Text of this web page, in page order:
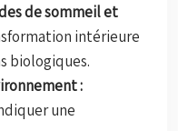
de sommeil et
intérieure
biologiques.
:
une